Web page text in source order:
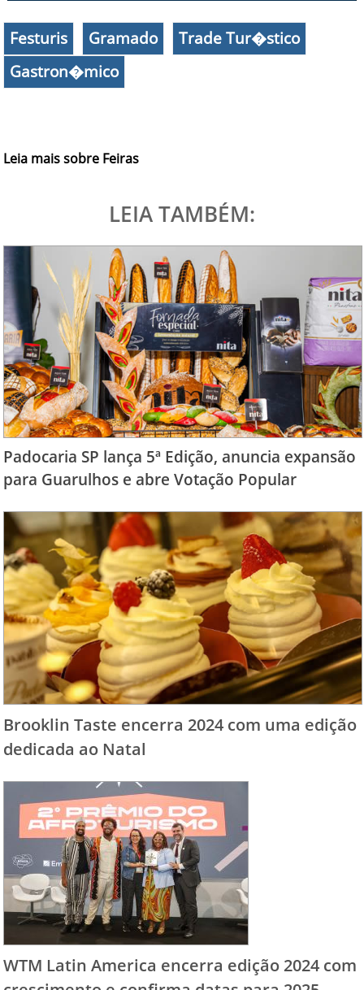
Festuris Gramado
Trade Tur�stico
Gastron�mico
Leia mais sobre Feiras
LEIA TAMBÉM:
Padocaria SP lança 5ª Edição, anuncia expansão
para Guarulhos e abre Votação Popular
Brooklin Taste encerra 2024 com uma edição
dedicada ao Natal
WTM Latin America encerra edição 2024 com